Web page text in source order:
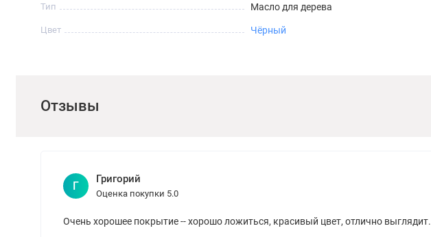
Тип Масло для дерева
Цвет Чёрный
Отзывы
Г
Григорий
Оценка покупки 5.0
Очень хорошее покрытие -- хорошо ложиться, красивый цвет, отлично выглядит.